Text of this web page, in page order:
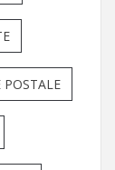
POSTALE